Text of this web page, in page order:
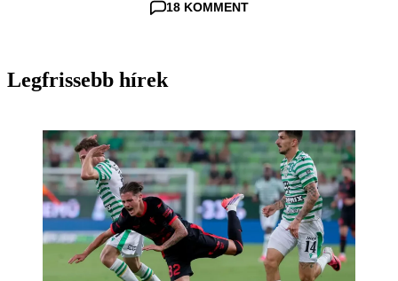
18 KOMMENT
Legfrissebb hírek